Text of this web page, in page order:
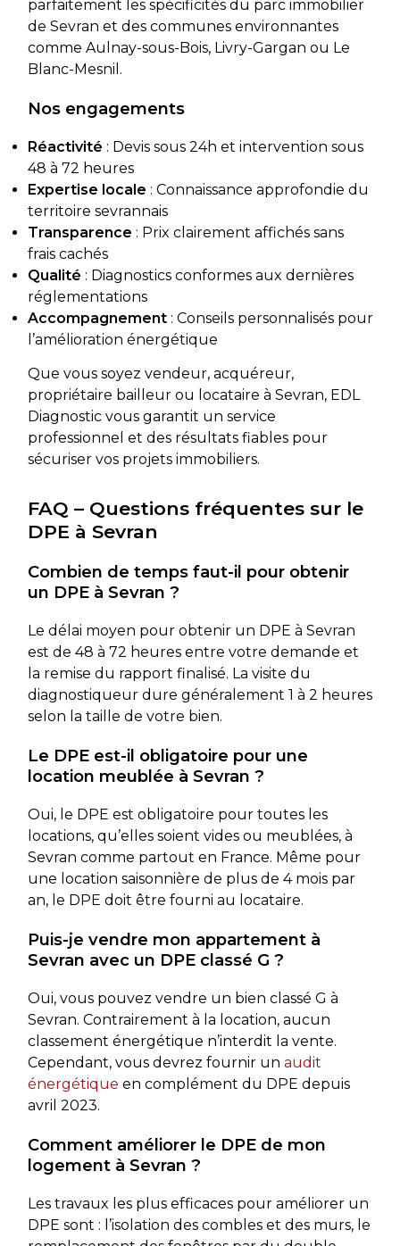
parfaitement les spécificités du parc immobilier
de Sevran et des communes environnantes
comme Aulnay-sous-Bois, Livry-Gargan ou Le
Blanc-Mesnil.
Nos engagements
Réactivité : Devis sous 24h et intervention sous
48 à 72 heures
Expertise locale : Connaissance approfondie du
territoire sevrannais
Transparence : Prix clairement affichés sans
frais cachés
Qualité : Diagnostics conformes aux dernières
réglementations
Accompagnement: Conseils personnalisés pour
l’amélioration énergétique
Que vous soyez vendeur, acquéreur,
propriétaire bailleur ou locataire à Sevran, EDL
Diagnostic vous garantit un service
professionnel et des résultats fiables pour
sécuriser vos projets immobiliers.
FAQ – Questions fréquentes sur le
DPE à Sevran
Combien de temps faut-il pour obtenir
un DPE à Sevran ?
Le délai moyen pour obtenir un DPE à Sevran
est de 48 à 72 heures entre votre demande et
la remise du rapport finalisé. La visite du
diagnostiqueur dure généralement 1 à 2 heures
selon la taille de votre bien.
Le DPE est-il obligatoire pour une
location meublée à Sevran ?
Oui, le DPE est obligatoire pour toutes les
locations, qu’elles soient vides ou meublées, à
Sevran comme partout en France. Même pour
une location saisonnière de plus de 4 mois par
an, le DPE doit être fourni au locataire.
Puis-je vendre mon appartement à
Sevran avec un DPE classé G ?
Oui, vous pouvez vendre un bien classé G à
Sevran. Contrairement à la location, aucun
classement énergétique n’interdit la vente.
Cependant, vous devrez fournir un audit
énergétique en complément du DPE depuis
avril 2023.
Comment améliorer le DPE de mon
logement à Sevran ?
Les travaux les plus efficaces pour améliorer un
DPE sont : l’isolation des combles et des murs, le